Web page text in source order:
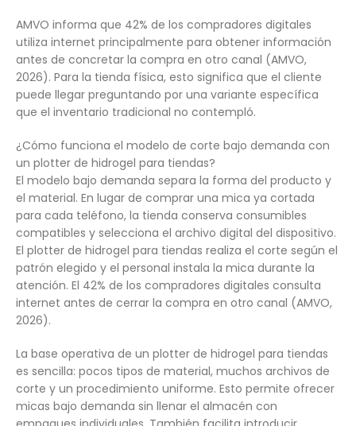
AMVO informa que 42% de los compradores digitales
utiliza internet principalmente para obtener información
antes de concretar la compra en otro canal (AMVO,
2026). Para la tienda física, esto significa que el cliente
puede llegar preguntando por una variante específica
que el inventario tradicional no contempló.
¿Cómo funciona el modelo de corte bajo demanda con
un plotter de hidrogel para tiendas?
El modelo bajo demanda separa la forma del producto y
el material. En lugar de comprar una mica ya cortada
para cada teléfono, la tienda conserva consumibles
compatibles y selecciona el archivo digital del dispositivo.
El plotter de hidrogel para tiendas realiza el corte según el
patrón elegido y el personal instala la mica durante la
atención. El 42% de los compradores digitales consulta
internet antes de cerrar la compra en otro canal (AMVO,
2026).
La base operativa de un plotter de hidrogel para tiendas
es sencilla: pocos tipos de material, muchos archivos de
corte y un procedimiento uniforme. Esto permite ofrecer
micas bajo demanda sin llenar el almacén con